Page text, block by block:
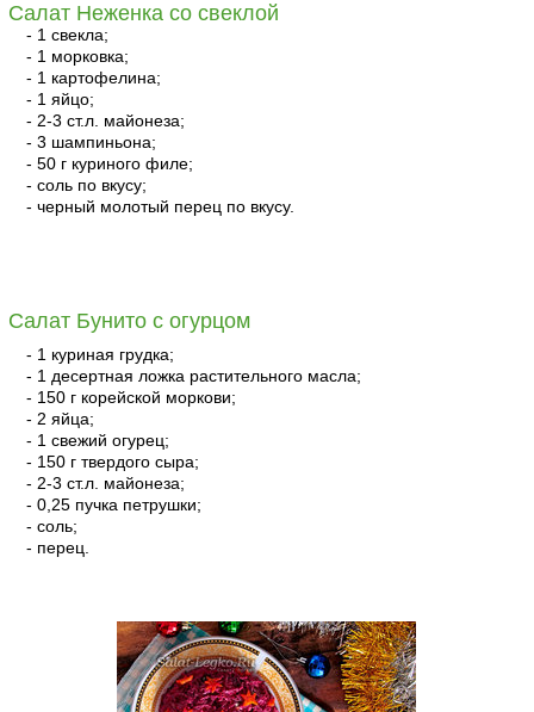
Салат Неженка со свеклой
- 1 свекла;
- 1 морковка;
- 1 картофелина;
- 1 яйцо;
- 2-3 ст.л. майонеза;
- 3 шампиньона;
- 50 г куриного филе;
- соль по вкусу;
- черный молотый перец по вкусу.
Салат Бунито с огурцом
- 1 куриная грудка;
- 1 десертная ложка растительного масла;
- 150 г корейской моркови;
- 2 яйца;
- 1 свежий огурец;
- 150 г твердого сыра;
- 2-3 ст.л. майонеза;
- 0,25 пучка петрушки;
- соль;
- перец.